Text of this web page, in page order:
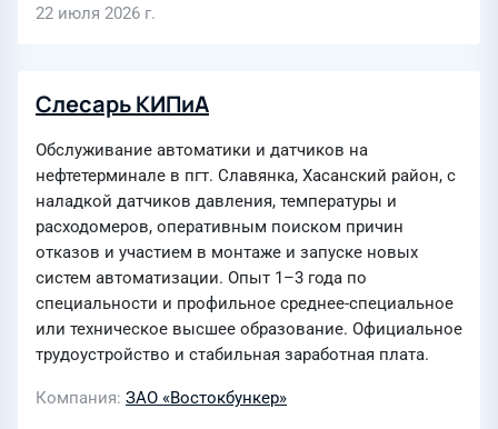
22 июля 2026 г.
Слесарь КИПиА
Обслуживание автоматики и датчиков на
нефтетерминале в пгт. Славянка, Хасанский район, с
наладкой датчиков давления, температуры и
расходомеров, оперативным поиском причин
отказов и участием в монтаже и запуске новых
систем автоматизации. Опыт 1–3 года по
специальности и профильное среднее-специальное
или техническое высшее образование. Официальное
трудоустройство и стабильная заработная плата.
Компания ЗАО «Востокбункер»